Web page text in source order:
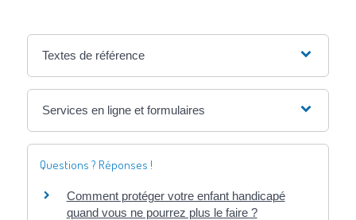
Textes de référence
Services en ligne et formulaires
Questions ? Réponses !
Comment protéger votre enfant handicapé
quand vous ne pourrez plus le faire ?